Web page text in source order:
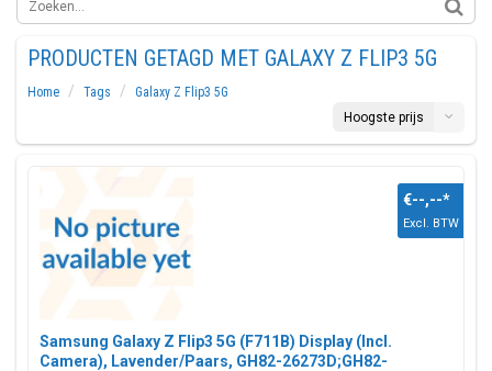
PRODUCTEN GETAGD MET GALAXY Z FLIP3 5G
Home Tags
Galaxy Z Flip3 5G
Hoogste prijs
Samsung Galaxy Z Flip3 5G (F711B) Display (Incl.
Camera), Lavender/Paars, GH82-26273D;GH82-
€--,--*
Excl. BTW